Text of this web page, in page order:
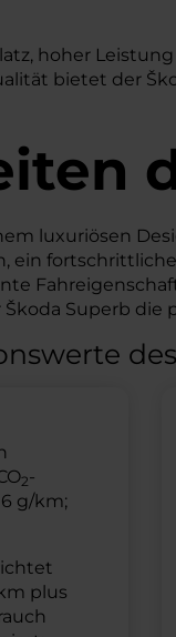
hoher
bietet der
luxuriösen
ein
Superb die
2-
g/km;
plus